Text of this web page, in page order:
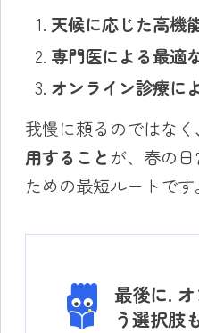
天候に応じた高機
専門医による最適
オンライン診療に
我慢に頼るのではなく、
用すること が、春の
ための最短ルートです
最後に.
う選択肢